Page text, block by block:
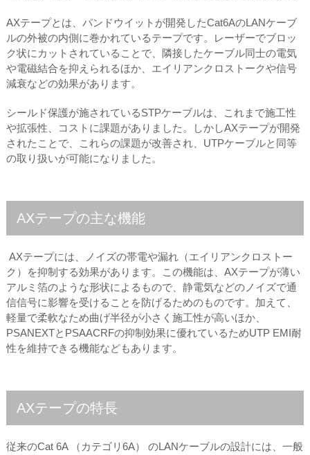
AXテープとは、パンドウイットが開発したCat6AのLANケーブ
ルの外被の内側に巻かれているテープです。レーザーでブロッ
ク状にカットされていることで、隣接したケーブル同士の電気
や電磁結合を抑えられるほか、エイリアンクロストークや信号
減衰などの効果があります。
シールド保護が施されているSTPケーブルは、これまで施工性
や拡張性、コストに課題がありました。しかしAXテープが開発
されたことで、これらの課題が改善され、UTPケーブルと同等
の取り扱いが可能になりました。
AXテープの主な機能
AXテープには、ノイズの帯電や漏れ（エイリアンクロストー
ク）を抑制する効果があります。この機能は、AXテープが薄い
アルミ箔のような形状によるもので、静電気などのノイズで通
信信号に影響を受けることを防げるためのものです。加えて、
軽量で柔軟なため曲げ半径が小さく施工性が高いほか、
PSANEXTとPSAACRFの抑制効果に優れているためUTP EMI耐
性を維持できる機能などもあります。
AXテープの特長
従来のCat 6A （カテゴリ6A） のLANケーブルの設計には、一般